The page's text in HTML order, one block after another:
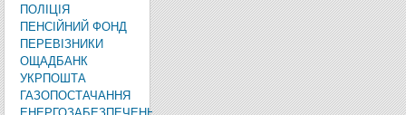
ПОЛІЦІЯ
ПЕНСІЙНИЙ ФОНД
ПЕРЕВІЗНИКИ
ОЩАДБАНК
УКРПОШТА
ГАЗОПОСТАЧАННЯ